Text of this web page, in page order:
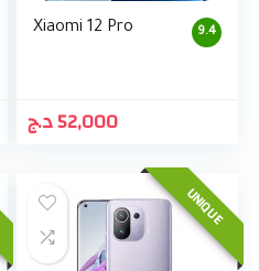
9.4
Xiaomi 12 Pro
52,000د.ج
UNIQUE